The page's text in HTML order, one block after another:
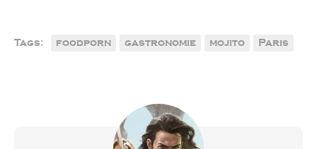
Tags: foodporn gastronomie mojito Paris